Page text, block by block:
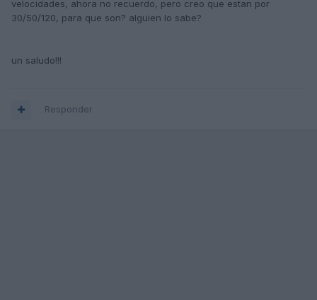
velocidades, ahora no recuerdo, pero creo que estan por
30/50/120, para que son? alguien lo sabe?
un saludo!!!
Responder